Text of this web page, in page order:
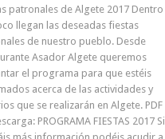
patronales de Algete 2017 Dentro
llegan las deseadas fiestas
de nuestro pueblo. Desde
Asador Algete queremos
el programa para que estéis
acerca de las actividades y
que se realizarán en Algete. PDF
PROGRAMA FIESTAS 2017 Si